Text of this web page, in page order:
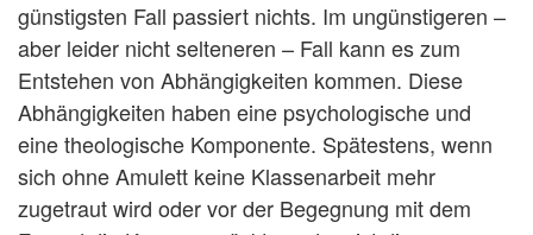
günstigsten Fall passiert nichts. Im ungünstigeren –
aber leider nicht selteneren – Fall kann es zum
Entstehen von Abhängigkeiten kommen. Diese
Abhängigkeiten haben eine psychologische und
eine theologische Komponente. Spätestens, wenn
sich ohne Amulett keine Klassenarbeit mehr
zugetraut wird oder vor der Begegnung mit dem